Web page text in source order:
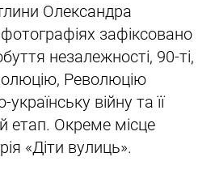
Олександра
зафіксовано
незалежності, 90-ті,
Революцію
українську війну та її
етап. Окреме місце
«Діти вулиць».